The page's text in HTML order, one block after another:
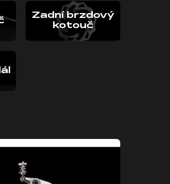
Zadní brzdový
kotouč